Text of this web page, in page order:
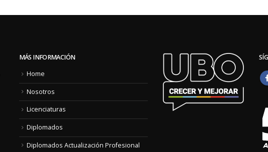
MÁS INFORMACIÓN
Home
Nosotros
Licenciaturas
Diplomados
Diplomados Actualización Profesional